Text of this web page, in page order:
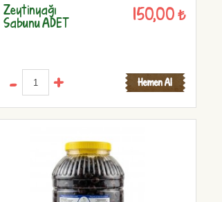
Zeytinyağı
Sabunu ADET 150,00 ₺
- +